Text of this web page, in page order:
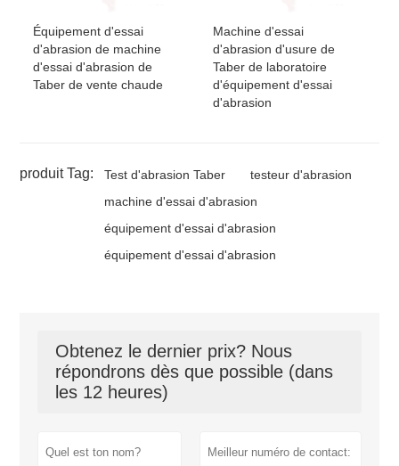
Équipement d'essai
d'abrasion de machine
d'essai d'abrasion de
Taber de vente chaude
Machine d'essai
d'abrasion d'usure de
Taber de laboratoire
d'équipement d'essai
d'abrasion
produit Tag: Test d'abrasion Taber
testeur d'abrasion
machine d'essai d'abrasion
équipement d'essai d'abrasion
équipement d'essai d'abrasion
Obtenez le dernier prix? Nous
répondrons dès que possible (dans
les 12 heures)